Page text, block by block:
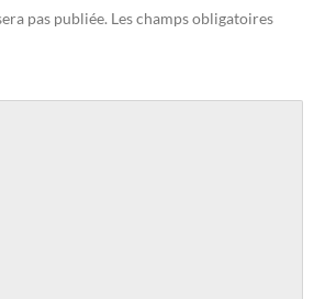
pas publiée. Les champs obligatoires